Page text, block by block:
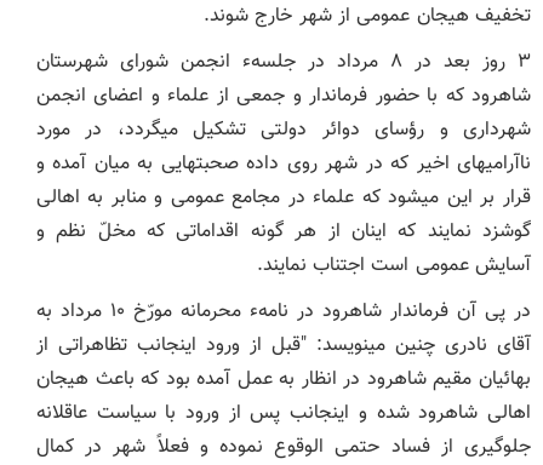
تخفیف هیجان عمومی از شهر خارج شوند.
۳ روز بعد در ۸ مرداد در جلسهء انجمن شورای شهرستان
شاهرود که با حضور فرماندار و جمعی از علماء و اعضای انجمن
شهرداری و رؤسای دوائر دولتی تشکیل می‏گردد، در مورد
ناآرامی‏های اخیر که در شهر روی داده صحبت‏هایی به میان آمده و
قرار بر این می‏شود که علماء در مجامع عمومی و منابر به اهالی
گوشزد نمایند که اینان از هر گونه اقداماتی که مخلّ نظم و
آسایش عمومی است اجتناب نمایند.
در پی آن فرماندار شاهرود در نامهء محرمانه مورّخ ۱۰ مرداد به
آقای نادری چنین می‏نویسد: "قبل از ورود اینجانب تظاهراتی از
بهائیان مقیم شاهرود در انظار به عمل آمده بود که باعث هیجان
اهالی شاهرود شده و اینجانب پس از ورود با سیاست عاقلانه
جلوگیری از فساد حتمی ‏الوقوع نموده و فعلاً شهر در کمال